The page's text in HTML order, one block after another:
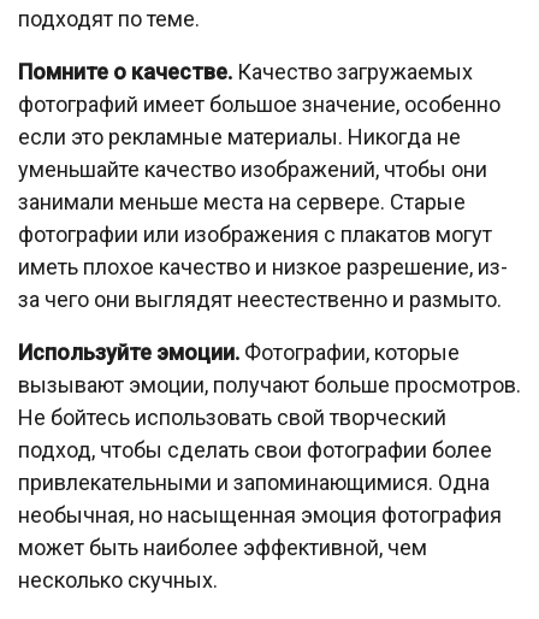
подходят по теме.
Помните о качестве. Качество загружаемых
фотографий имеет большое значение, особенно
если это рекламные материалы. Никогда не
уменьшайте качество изображений, чтобы они
занимали меньше места на сервере. Старые
фотографии или изображения с плакатов могут
иметь плохое качество и низкое разрешение, из-
за чего они выглядят неестественно и размыто.
Используйте эмоции. Фотографии, которые
вызывают эмоции, получают больше просмотров.
Не бойтесь использовать свой творческий
подход, чтобы сделать свои фотографии более
привлекательными и запоминающимися. Одна
необычная, но насыщенная эмоция фотография
может быть наиболее эффективной, чем
несколько скучных.